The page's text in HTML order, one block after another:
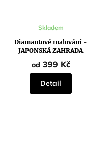
Diamantové malování -
JAPONSKÁ ZAHRADA
Průměrné
produktu
je
5,0
z
5
hvězdiček.
Skladem
od 399 Kč
Detail